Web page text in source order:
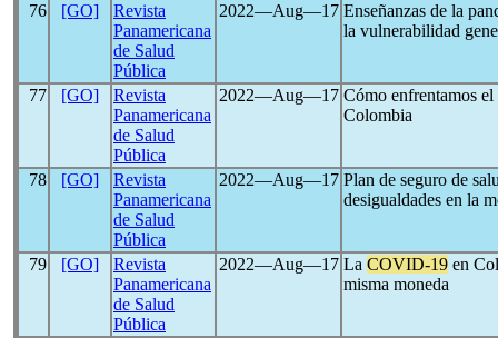
76 [GO]
Revista
Panamericana
de Salud
Pública
2022―Aug―17 Enseñanzas de la
la vulnerabilidad
77 [GO]
Revista
Panamericana
de Salud
Pública
2022―Aug―17 Cómo enfrentamos
Colombia
78 [GO]
Revista
Panamericana
de Salud
Pública
2022―Aug―17 Plan de seguro de
desigualdades en la
79 [GO]
Revista
Panamericana
de Salud
Pública
2022―Aug―17 La COVID-19 en
misma moneda